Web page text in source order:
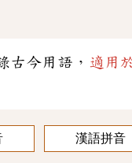
古今用語， 適用
漢語拼音